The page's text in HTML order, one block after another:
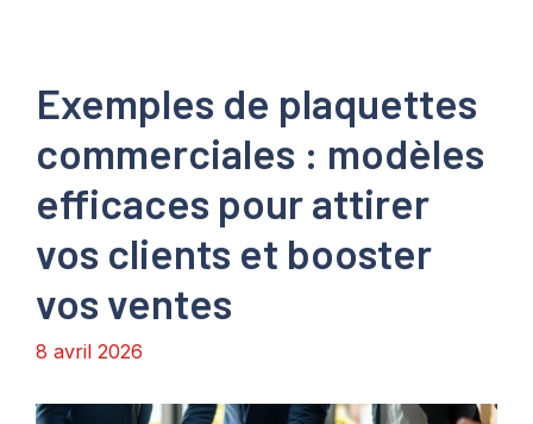
Exemples de plaquettes
commerciales : modèles
efficaces pour attirer
vos clients et booster
vos ventes
8 avril 2026